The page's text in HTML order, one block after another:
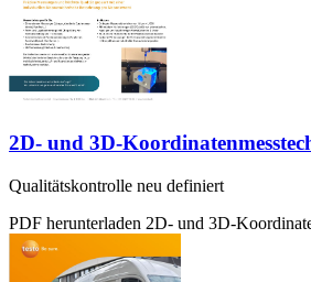
2D- und 3D-
Qualitätskontrolle neu definiert
PDF herunterladen 2D- und 3D-